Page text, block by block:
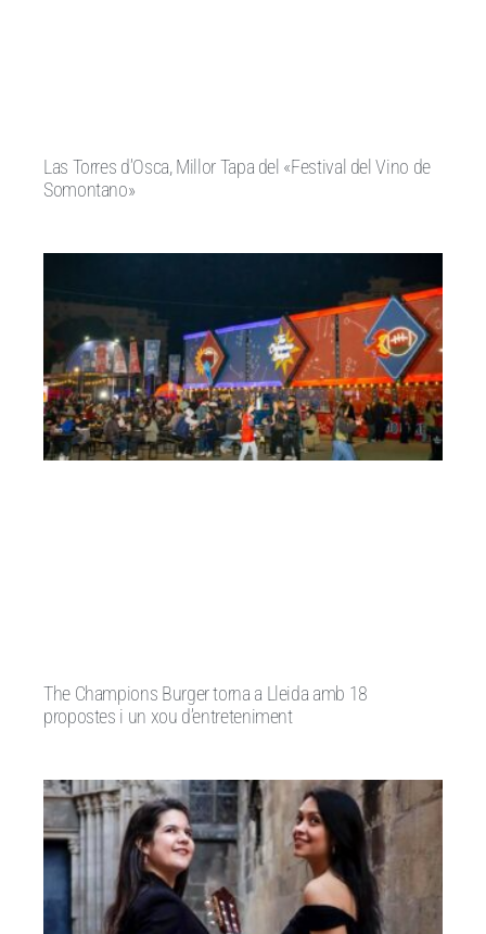
Las Torres d’Osca, Millor Tapa del «Festival del Vino de
Somontano»
The Champions Burger torna a Lleida amb 18
propostes i un xou d’entreteniment